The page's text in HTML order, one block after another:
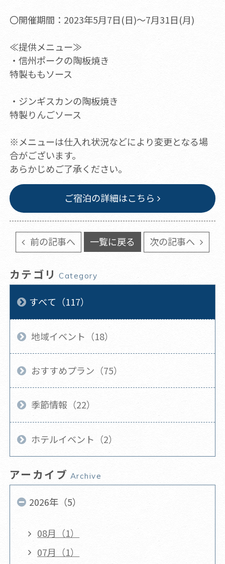
〇開催期間：2023年5月7日(日)～7月31日(月)
≪提供メニュー≫
・信州ポークの陶板焼き
特製ももソース
・ジンギスカンの陶板焼き
特製りんごソース
※メニューは仕入れ状況などにより変更となる場
合がございます。
あらかじめご了承ください。
ご宿泊の詳細はこちら
前の記事へ 一覧に戻る 次の記事へ
カテゴリ Category
すべて（117）
地域イベント（18）
おすすめプラン（75）
季節情報（22）
ホテルイベント（2）
アーカイブ Archive
2026年（5）
08月（1）
07月（1）